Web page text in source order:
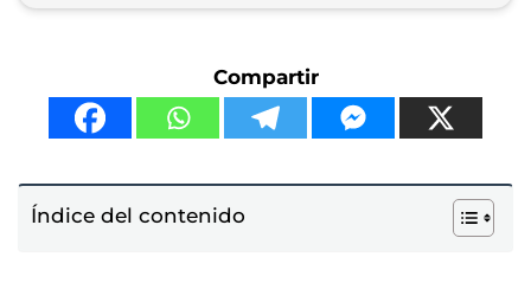
Compartir
Índice del contenido